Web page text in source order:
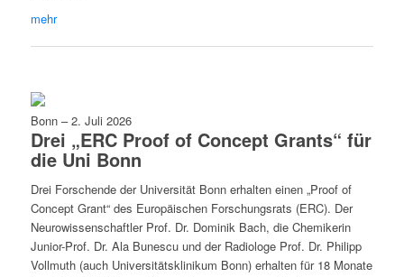
mehr
Bonn–2. Juli 2026
Drei „ERC Proof of Concept Grants“ für
die Uni Bonn
Drei Forschende der Universität Bonn erhalten einen „Proof of
Concept Grant“ des Europäischen Forschungsrats (ERC). Der
Neurowissenschaftler Prof. Dr. Dominik Bach, die Chemikerin
Junior-Prof. Dr. Ala Bunescu und der Radiologe Prof. Dr. Philipp
Vollmuth (auch Universitätsklinikum Bonn) erhalten für 18 Monate